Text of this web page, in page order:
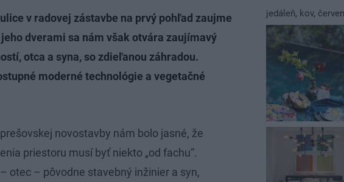
v radovej zástavbe na prvý pohľad zaujme
dverami sa nám však otvára zaujímavý
otca a syna, so zdieľanou záhradou.
moderné technológie a vegetačné
novostavby nám bolo jasné, že
priestoru musí byť niekto „od fachu“.
otec – pôvodne stavebný inžinier a syn,
jedáleň, kov,